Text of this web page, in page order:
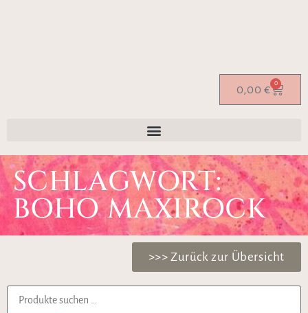
0,00 € 0
SCHLAGWORT:
BOHO MAXIROCK
>>> Zurück zur Übersicht